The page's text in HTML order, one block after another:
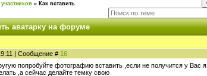
» Как вставить
аватарку на форуме
| Сообщение # 16
попробуйте фотографию вставить ,если не получится у Вас я
,а сейчас делайте темку свою